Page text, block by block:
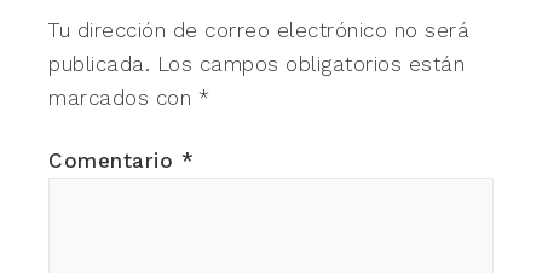
Tu dirección de correo electrónico no será
publicada. Los campos obligatorios están
marcados con *
Comentario *